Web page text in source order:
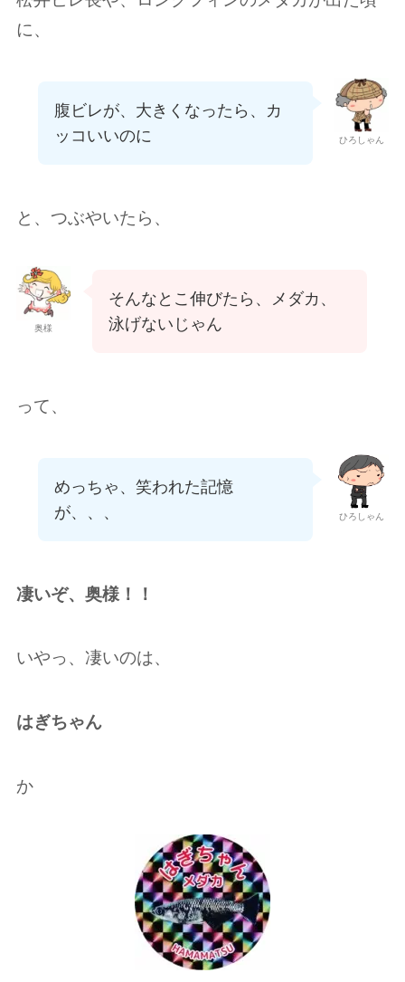
に、
ひろしゃん
腹ビレが、大きくなったら、カ
ッコいいのに
と、つぶやいたら、
奥様
そんなとこ伸びたら、メダカ、
泳げないじゃん
って、
ひろしゃん
めっちゃ、笑われた記憶
が、、、
凄いぞ、奥様！！
いやっ、凄いのは、
はぎちゃん
か